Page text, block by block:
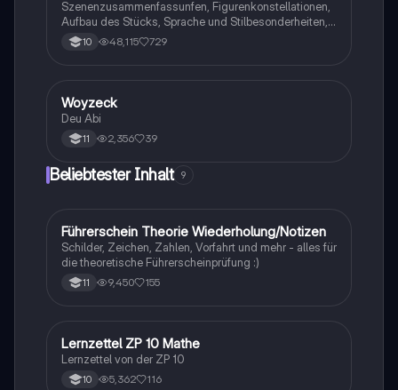
Szenenzusammenfassunfen, Figurenkonstellationen,
Aufbau des Stücks, Sprache und Stilbesonderheiten,
Aussageabsicht, Thematik, Interpretation
10 48,115 729
Deutsch
Woyzeck
Deu Abi
11 2,356 39
Beliebtester Inhalt 9
Lerntipps
Führerschein Theorie Wiederholung/Notizen
Schilder, Zeichen, Zahlen, Vorfahrt und mehr - alles für
die theoretische Führerscheinprüfung :)
11 9,450 155
Mathe
Lernzettel ZP 10 Mathe
Lernzettel von der ZP 10
10 5,362 116